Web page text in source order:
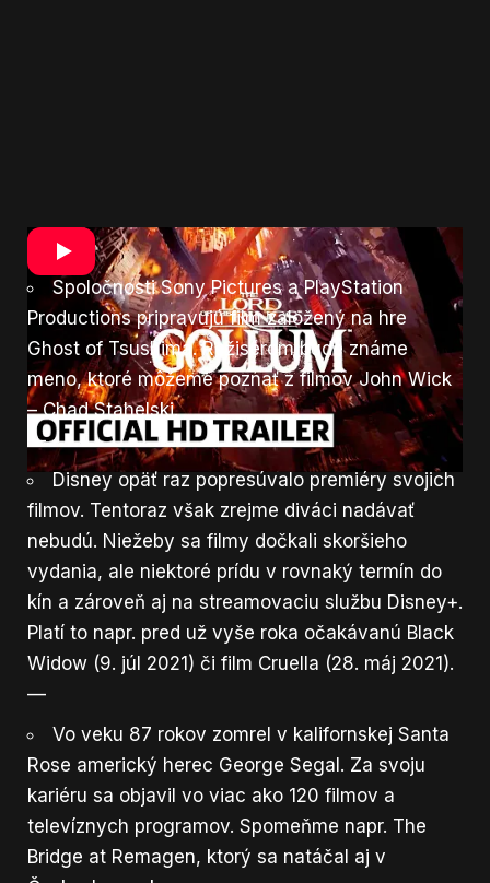
Filmy a seriály
Spoločnosti Sony Pictures a PlayStation
Productions pripravujú film založený na hre
Ghost of Tsushima. Režisérom bude známe
meno, ktoré môžeme poznať z filmov John Wick
– Chad Stahelski.
—
Disney opäť raz popresúvalo premiéry svojich
filmov. Tentoraz však zrejme diváci nadávať
nebudú. Niežeby sa filmy dočkali skoršieho
vydania, ale niektoré prídu v rovnaký termín do
kín a zároveň aj na streamovaciu službu Disney+.
Platí to napr. pred už vyše roka očakávanú Black
Widow (9. júl 2021) či film Cruella (28. máj 2021).
—
Vo veku 87 rokov zomrel v kalifornskej Santa
Rose americký herec George Segal. Za svoju
kariéru sa objavil vo viac ako 120 filmov a
televíznych programov. Spomeňme napr. The
Bridge at Remagen, ktorý sa natáčal aj v